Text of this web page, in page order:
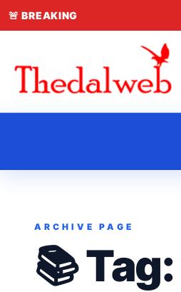
🚨BREAKING
ARCHIVE PAGE
📚 Tag: